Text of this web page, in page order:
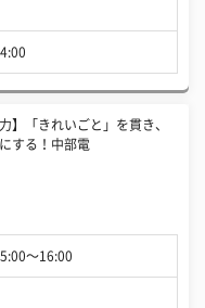
】「きれいごと」を貫き、
する！中部電
〜16:00